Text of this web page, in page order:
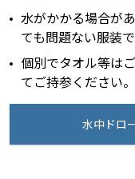
水がかかる場合が
ても問題ない服装
個別でタオル等は
てご持参ください。
水中ドロ